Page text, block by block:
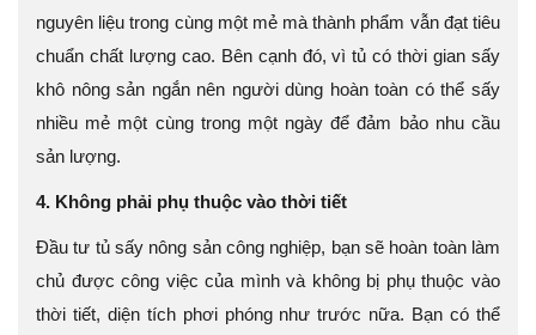
nguyên liệu trong cùng một mẻ mà thành phẩm vẫn đạt tiêu
chuẩn chất lượng cao. Bên cạnh đó, vì tủ có thời gian sấy
khô nông sản ngắn nên người dùng hoàn toàn có thể sấy
nhiều mẻ một cùng trong một ngày để đảm bảo nhu cầu
sản lượng.
4. Không phải phụ thuộc vào thời tiết
Đầu tư tủ sấy nông sản công nghiệp, bạn sẽ hoàn toàn làm
chủ được công việc của mình và không bị phụ thuộc vào
thời tiết, diện tích phơi phóng như trước nữa. Bạn có thể